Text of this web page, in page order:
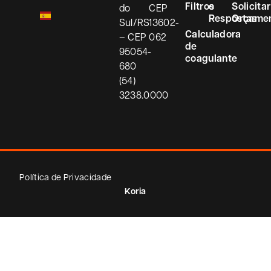
do
Sul/RS
– CEP
95054-
680
(54)
3238.0000
CEP
13602-
062
Filtros
Calculadora
de
coagulante
e
Respostas
Solicitar
Política de Privacidade
Koria